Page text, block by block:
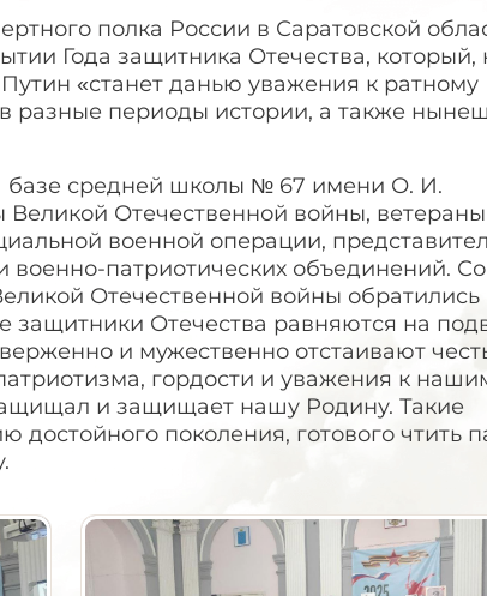
полка России в Саратовской
Года защитника Отечества, который,
«станет данью уважения к ратному
в разные периоды истории, а также
базе средней школы № 67 имени О. И.
Великой Отечественной войны, ветераны
военной операции,
военно-патриотических объединений. Со
Отечественной войны обратились
защитники Отечества равняются на
и мужественно отстаивают
гордости и уважения к
и защищает нашу Родину. Такие
достойного поколения, готового чтить